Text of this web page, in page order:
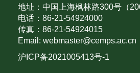
地址：中国上海枫林路300号（
电话：86-21-54924000
传真：86-21-54924015
Email: webmaster@cemps.ac.cn
沪ICP备2021005413号-1